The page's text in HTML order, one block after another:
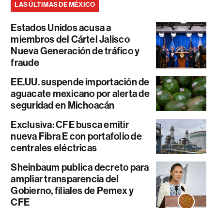
LAS ÚLTIMAS DE MÉXICO
Estados Unidos acusa a
miembros del Cártel Jalisco
Nueva Generación de tráfico y
fraude
EE.UU. suspende importación de
aguacate mexicano por alerta de
seguridad en Michoacán
Exclusiva: CFE busca emitir
nueva Fibra E con portafolio de
centrales eléctricas
Sheinbaum publica decreto para
ampliar transparencia del
Gobierno, filiales de Pemex y
CFE